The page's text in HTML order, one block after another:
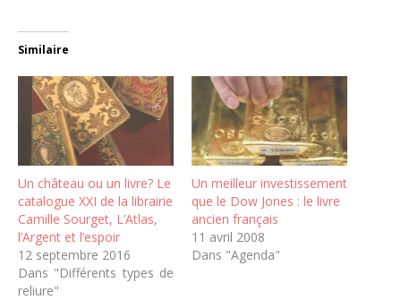
Similaire
Un château ou un livre? Le
catalogue XXI de la librairie
Camille Sourget, L’Atlas,
l’Argent et l’espoir
12 septembre 2016
Dans "Différents types de
reliure"
Un meilleur investissement
que le Dow Jones : le livre
ancien français
11 avril 2008
Dans "Agenda"